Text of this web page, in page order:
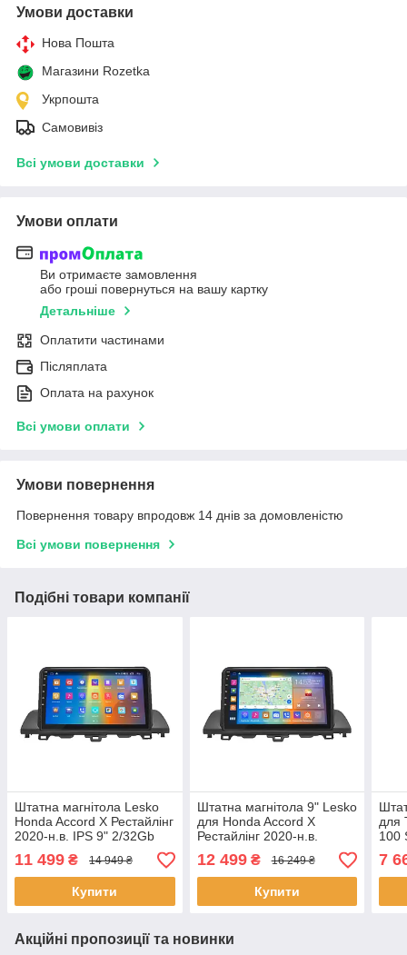
Умови доставки
Нова Пошта
Магазини Rozetka
Укрпошта
Самовивіз
Всі умови доставки
Умови оплати
Ви отримаєте замовлення
або гроші повернуться на вашу картку
Детальніше
Оплатити частинами
Післяплата
Оплата на рахунок
Всі умови оплати
Умови повернення
Повернення товару впродовж 14 днів за домовленістю
Всі умови повернення
Подібні товари компанії
Штатна магнітола Lesko
Honda Accord X Рестайлінг
2020-н.в. IPS 9" 2/32Gb
CarPlay 4G Wi-Fi GPS
Prime 8шт
11 499 ₴ 14 949 ₴
Купити
Штатна магнітола 9" Lesko
для Honda Accord X
Рестайлінг 2020-н.в.
4/64Gb CarPlay 4G Wi-Fi
GPS Prime Хонда 8 шт.
12 499₴ 16 249 ₴
Купити
для
100
7
Акційні пропозиції та новинки